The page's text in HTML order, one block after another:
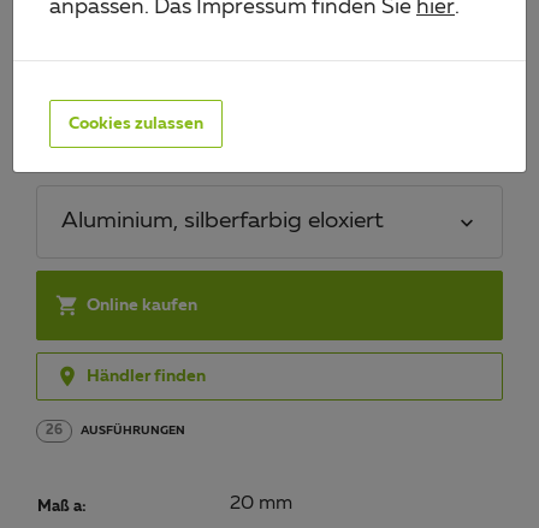
anpassen. Das Impressum finden Sie hier.
Cookies zulassen
WINKELPROFIL
Art.-Nr. 480097
Aluminium, silberfarbig eloxiert
 Online kaufen
 Händler finden
26 AUSFÜHRUNGEN
Maß a: 20 mm